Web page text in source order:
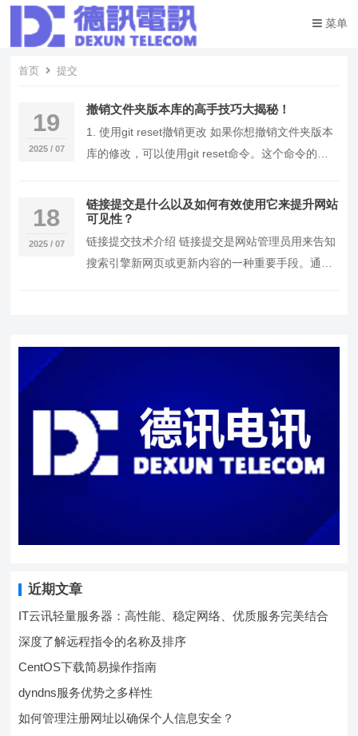
菜单
首页 提交
19
2025 / 07
撤销文件夹版本库的高手技巧大揭秘！
1. 使用git reset撤销更改 如果你想撤销文件夹版本
库的修改，可以使用git reset命令。这个命令的好
18
2025 / 07
链接提交是什么以及如何有效使用它来提升网站
可见性？
链接提交技术介绍 链接提交是网站管理员用来告知
搜索引擎新网页或更新内容的一种重要手段。通过
近期文章
IT云讯轻量服务器：高性能、稳定网络、优质服务完美结合
深度了解远程指令的名称及排序
CentOS下载简易操作指南
dyndns服务优势之多样性
如何管理注册网址以确保个人信息安全？